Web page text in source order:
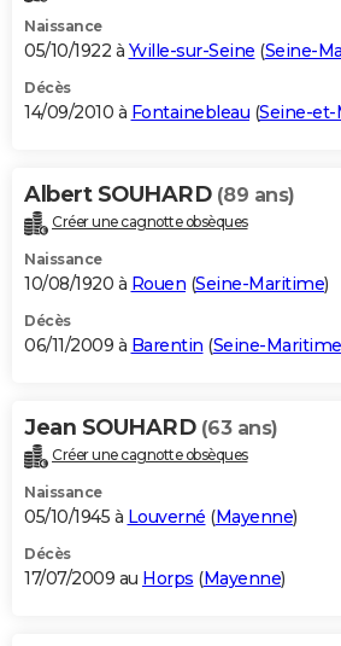
Naissance
05/10/1922 à Yville-sur-Seine (Seine-
Décès
14/09/2010 à Fontainebleau (Seine-et-
Albert SOUHARD (89 ans)
Créer une cagnotte obsèques
Naissance
10/08/1920 à Rouen (Seine-Maritime)
Décès
06/11/2009 à Barentin (Seine-Maritime
Jean SOUHARD (63 ans)
Créer une cagnotte obsèques
Naissance
05/10/1945 à Louverné (Mayenne)
Décès
17/07/2009 au Horps (Mayenne)